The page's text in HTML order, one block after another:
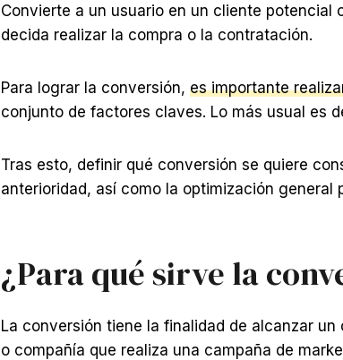
Convierte a un usuario en un cliente
decida realizar la compra o la contratación.
Para lograr la conversión, es importante
conjunto de factores claves. Lo más usual es
Tras esto, definir qué conversión se quiere
anterioridad, así como la optimización
¿Para qué sirve la
La conversión tiene la finalidad de alcanzar
o compañía que realiza una campaña de